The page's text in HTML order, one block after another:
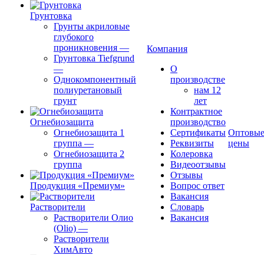
Грунтовка
Грунты акриловые
глубокого
проникновения —
Грунтовка Tiefgrund
—
Однокомпонентный
полиуретановый
грунт
Огнебиозащита
Огнебиозащита 1
группа —
Огнебиозащита 2
группа
Продукция «Премиум»
Растворители
Растворители Олио
(Olio) —
Растворители
ХимАвто
Компания
О
производстве
нам 12
лет
Контрактное
производство
Сертификаты
Реквизиты
Колеровка
Видеоотзывы
Отзывы
Вопрос ответ
Вакансия
Словарь
Вакансия
Оптовые
цены